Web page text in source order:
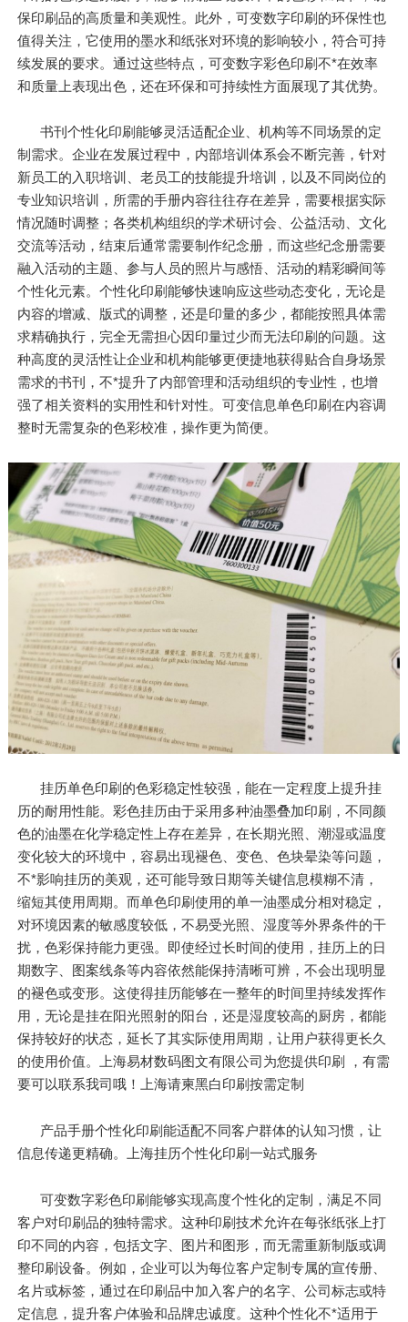
保印刷品的高质量和美观性。此外，可变数字印刷的环保性也
值得关注，它使用的墨水和纸张对环境的影响较小，符合可持
续发展的要求。通过这些特点，可变数字彩色印刷不*在效率
和质量上表现出色，还在环保和可持续性方面展现了其优势。
书刊个性化印刷能够灵活适配企业、机构等不同场景的定
制需求。企业在发展过程中，内部培训体系会不断完善，针对
新员工的入职培训、老员工的技能提升培训，以及不同岗位的
专业知识培训，所需的手册内容往往存在差异，需要根据实际
情况随时调整；各类机构组织的学术研讨会、公益活动、文化
交流等活动，结束后通常需要制作纪念册，而这些纪念册需要
融入活动的主题、参与人员的照片与感悟、活动的精彩瞬间等
个性化元素。个性化印刷能够快速响应这些动态变化，无论是
内容的增减、版式的调整，还是印量的多少，都能按照具体需
求精确执行，完全无需担心因印量过少而无法印刷的问题。这
种高度的灵活性让企业和机构能够更便捷地获得贴合自身场景
需求的书刊，不*提升了内部管理和活动组织的专业性，也增
强了相关资料的实用性和针对性。可变信息单色印刷在内容调
整时无需复杂的色彩校准，操作更为简便。
挂历单色印刷的色彩稳定性较强，能在一定程度上提升挂
历的耐用性能。彩色挂历由于采用多种油墨叠加印刷，不同颜
色的油墨在化学稳定性上存在差异，在长期光照、潮湿或温度
变化较大的环境中，容易出现褪色、变色、色块晕染等问题，
不*影响挂历的美观，还可能导致日期等关键信息模糊不清，
缩短其使用周期。而单色印刷使用的单一油墨成分相对稳定，
对环境因素的敏感度较低，不易受光照、湿度等外界条件的干
扰，色彩保持能力更强。即使经过长时间的使用，挂历上的日
期数字、图案线条等内容依然能保持清晰可辨，不会出现明显
的褪色或变形。这使得挂历能够在一整年的时间里持续发挥作
用，无论是挂在阳光照射的阳台，还是湿度较高的厨房，都能
保持较好的状态，延长了其实际使用周期，让用户获得更长久
的使用价值。上海易材数码图文有限公司为您提供印刷 ，有需
要可以联系我司哦！上海请柬黑白印刷按需定制
产品手册个性化印刷能适配不同客户群体的认知习惯，让
信息传递更精确。上海挂历个性化印刷一站式服务
可变数字彩色印刷能够实现高度个性化的定制，满足不同
客户对印刷品的独特需求。这种印刷技术允许在每张纸张上打
印不同的内容，包括文字、图片和图形，而无需重新制版或调
整印刷设备。例如，企业可以为每位客户定制专属的宣传册、
名片或标签，通过在印刷品中加入客户的名字、公司标志或特
定信息，提升客户体验和品牌忠诚度。这种个性化不*适用于